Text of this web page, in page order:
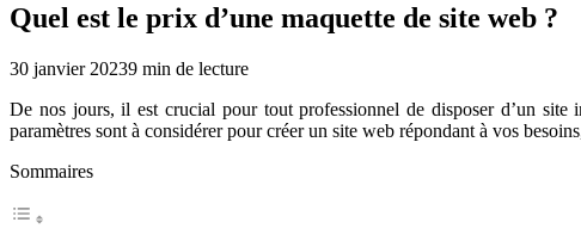
Quel est le prix d’une maquette de site web ?
30 janvier 20239 min de lecture
De nos jours, il est crucial pour tout professionnel de disposer d’un site
paramètres sont à considérer pour créer un site web répondant à vos
Sommaires